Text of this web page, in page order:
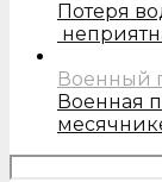
Потеря
Военный
Военная